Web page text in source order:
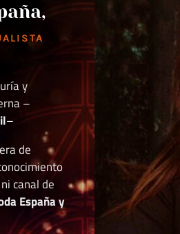
y
–
–
de
canal de
España y